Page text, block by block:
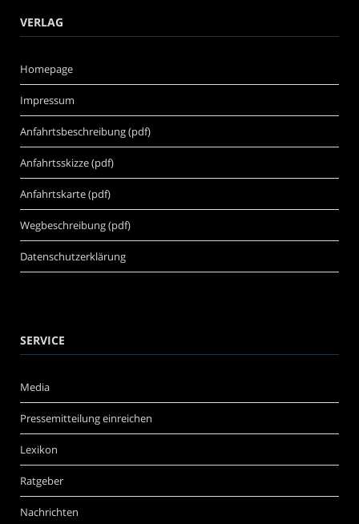
VERLAG
Homepage
Impressum
Anfahrtsbeschreibung (pdf)
Anfahrtsskizze (pdf)
Anfahrtskarte (pdf)
Wegbeschreibung (pdf)
Datenschutzerklärung
SERVICE
Media
Pressemitteilung einreichen
Lexikon
Ratgeber
Nachrichten